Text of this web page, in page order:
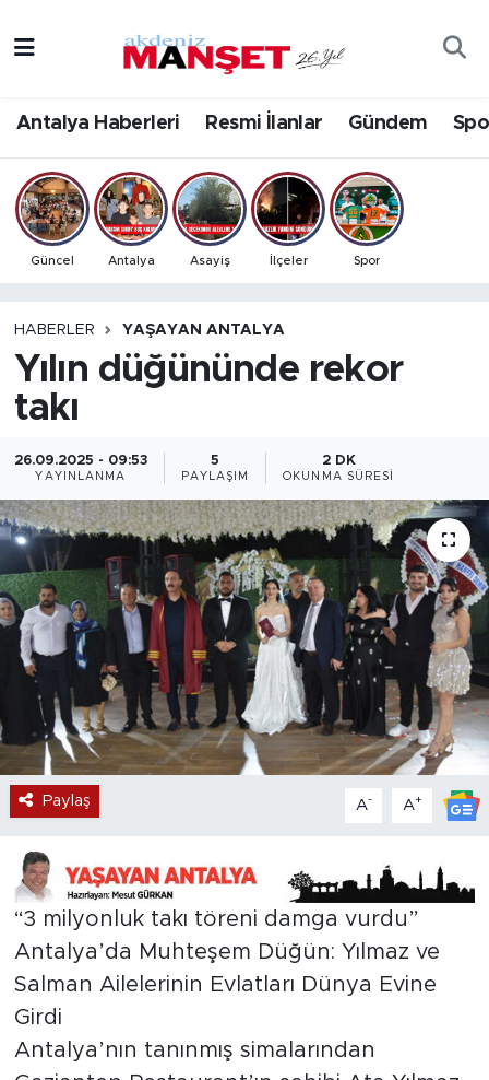
Antalya Haberleri Resmi İlanlar Gündem
Güncel Antalya Asayiş İlçeler Spor
HABERLER YAŞAYAN ANTALYA
Yılın düğününde rekor
takı
26.09.2025 - 09:53
YAYINLANMA
5
PAYLAŞIM
2 DK
OKUNMA SÜRESI
Paylaş A- A+
“3 milyonluk takı töreni damga vurdu”
Antalya’da Muhteşem Düğün: Yılmaz ve
Salman Ailelerinin Evlatları Dünya Evine
Girdi
Antalya’nın tanınmış simalarından
Bilim & Teknoloji
Eğitim
Ekonomi
Gündem
İlçeler
Kültür- Sanat
Magazin
Özel Haber
Politika
Resmi İlanlar
Sağlık
Spor
Turizm
Antalya Hava Durumu
Antalya Namaz Vakitleri
Antalya Trafik Yoğunluk Haritası
Tüm Manşetler
Son Dakika Haberleri
Haber Arşivi